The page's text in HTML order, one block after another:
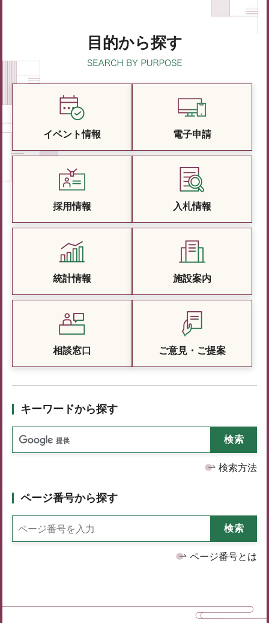
目的から探す
イベント情報 電子申請
採用情報 入札情報
統計情報 施設案内
相談窓口 ご意見・ご提案
キーワードから探す
検索方法
ページ番号から探す
ページ番号とは